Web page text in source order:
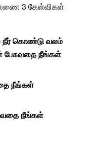
3 கேள்விகள்
நீர் கொண்டு வலம்
பேசுவதை நீங்கள்
நீங்கள்
நீங்கள்